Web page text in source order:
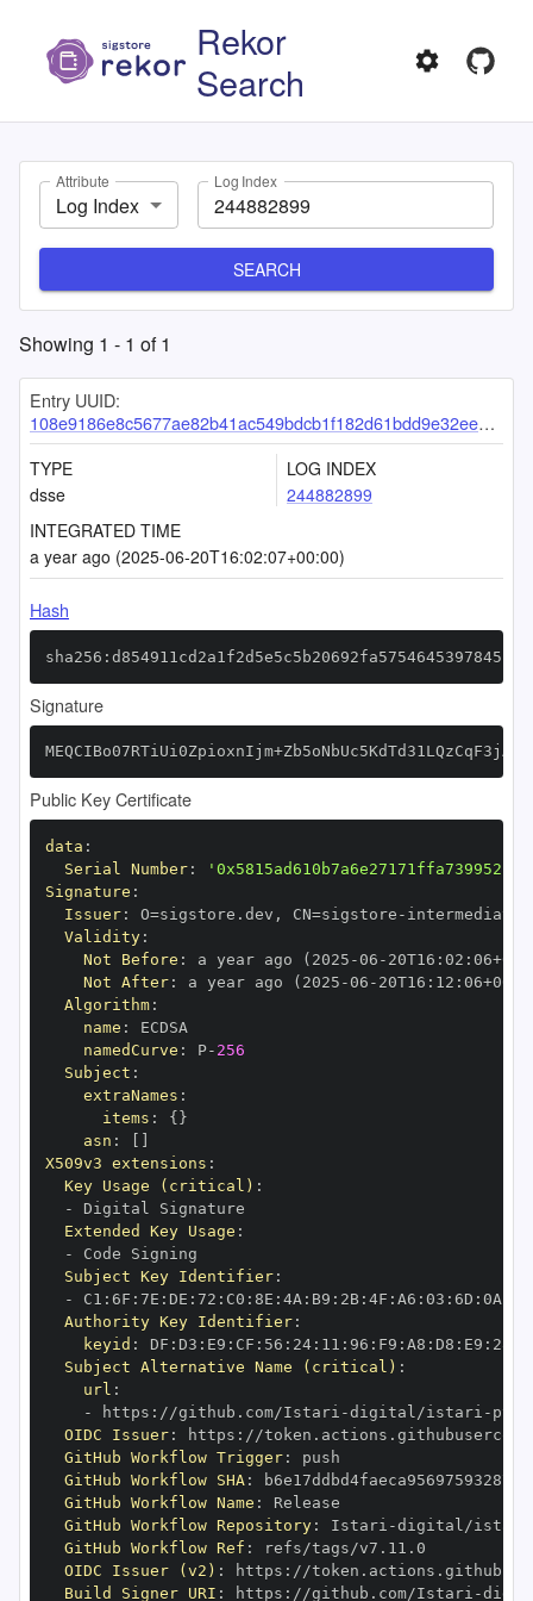
Rekor
Search
Attribute
Log Index
Log Index
SEARCH
Showing 1 - 1 of1
Entry UUID:
108e9186e8c5677ae82b41ac549bdcb1f182d61bdd9e32ee0572b7fe1d61540a7bc339b638ca9d81
TYPE
dsse
LOG INDEX
244882899
INTEGRATED TIME
a year ago (2025-06-20T16:02:07+00:00)
Hash
Signature
Public Key Certificate
data :
Serial Number:
Signature :
Issuer: O=sigstore.dev , CN=sigstore -
Validity:
Not Before : a year ago (2025 -06 - 20T16 : 02 : 06+00
Not After: a year ago (2025 -06 - 20T16 : 12 : 06+00
Algorithm:
name :
namedCurve : P- 256
Subject :
extraNames :
items : { }
asn :
X509v3 extensions :
Key Usage (critical) :
-
Extended Key Usage :
-
Subject Key Identifier:
-
C1 : 6F : 7E : DE : 72 : C0 : 8E : 4A : B9 : 2B: 4F : A6 : 03 : 6D : 0A
Authority Key Identifier:
keyid : DF : D3 : E9 : CF : 56 : 24: 11 : 96 : F9 : A8 : D8 : E9 : 28
Subject Alternative Name (critical) :
url :
-
https : //github.com/Istari -digital/istari -
OIDC Issuer: https :
GitHub Workflow Trigger:
GitHub Workflow SHA:
GitHub Workflow Name :
GitHub Workflow Repository: Istari -digital/istari
GitHub Workflow Ref :
OIDC Issuer (v2) : https :
Build Signer URI : https : //github.com/Istari -